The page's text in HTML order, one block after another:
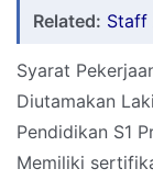
Related: Staff
Syarat
Diutamakan
Pendidikan S1
Memiliki